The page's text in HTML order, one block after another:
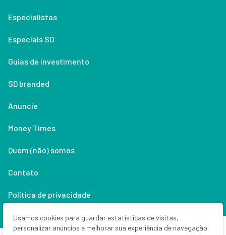
Especialistas
Especiais SD
Guias de investimento
SD branded
Anuncie
Money Times
Quem (não) somos
Contato
Política de privacidade
Lifestyle
Usamos cookies para guardar estatísticas de visitas,
personalizar anúncios e melhorar sua experiência de navegação.